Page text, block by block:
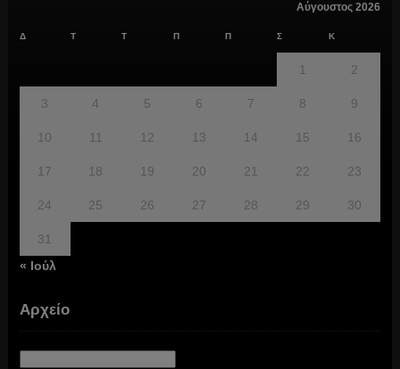
Αύγουστος 2026
Δ Τ Τ Π Π Σ Κ
1 2
3 4 5 6 7 8 9
10 11 12 13 14 15 16
17 18 19 20 21 22 23
24 25 26 27 28 29 30
31
« Ιούλ
Αρχείο